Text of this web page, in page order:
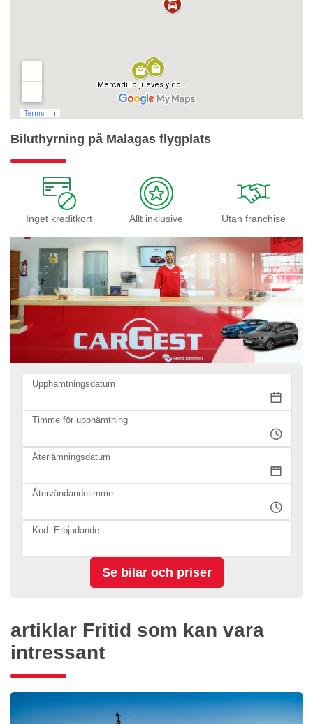
Biluthyrning på Malagas flygplats
Inget kreditkort Allt inklusive Utan franchise
Upphämtningsdatum
Timme för upphämtning
Återlämningsdatum
Återvändandetimme
Kod. Erbjudande
artiklar Fritid som kan vara
intressant